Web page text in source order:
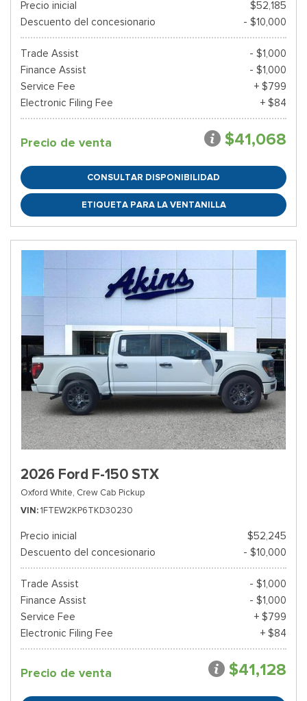
Precio inicial
$52,185
Descuento del concesionario
- $10,000
Trade Assist
- $1,000
Finance Assist
- $1,000
Service Fee
+ $799
Electronic Filing Fee
+ $84
Precio de venta $41,068
CONSULTAR DISPONIBILIDAD
ETIQUETA PARA LA VENTANILLA
2026 Ford F-150 STX
Oxford White, Crew Cab Pickup
VIN 1FTEW2KP6TKD30230
Precio inicial
$52,245
Descuento del concesionario
- $10,000
Trade Assist
- $1,000
Finance Assist
- $1,000
Service Fee
+ $799
Electronic Filing Fee
+ $84
Precio de venta $41,128